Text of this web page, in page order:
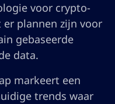
voor crypto-
plannen zijn voor
gebaseerde
data.
markeert een
trends waar